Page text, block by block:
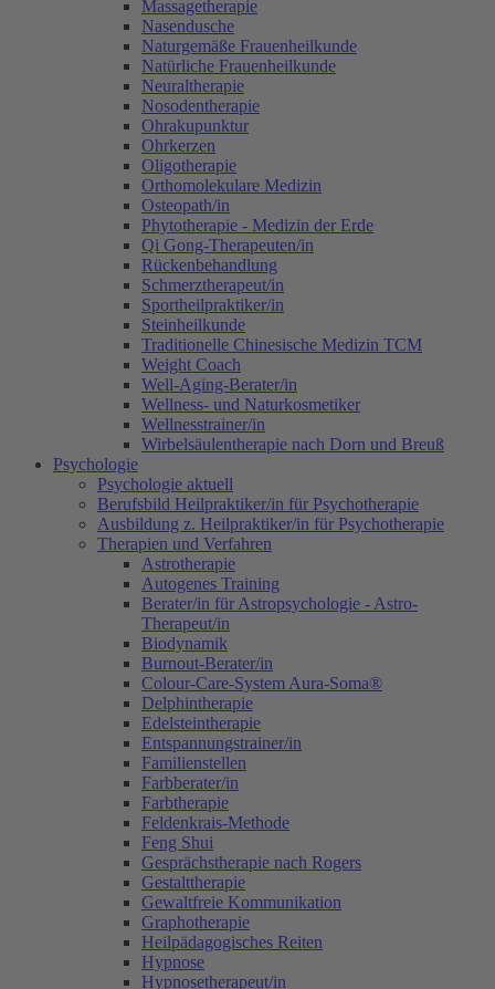
Massagetherapie
Nasendusche
Naturgemäße Frauenheilkunde
Natürliche Frauenheilkunde
Neuraltherapie
Nosodentherapie
Ohrakupunktur
Ohrkerzen
Oligotherapie
Orthomolekulare Medizin
Osteopath/in
Phytotherapie - Medizin der Erde
Qi Gong-Therapeuten/in
Rückenbehandlung
Schmerztherapeut/in
Sportheilpraktiker/in
Steinheilkunde
Traditionelle Chinesische Medizin TCM
Weight Coach
Well-Aging-Berater/in
Wellness- und Naturkosmetiker
Wellnesstrainer/in
Wirbelsäulentherapie nach Dorn und Breuß
Psychologie
Psychologie aktuell
Berufsbild Heilpraktiker/in für Psychotherapie
Ausbildung z. Heilpraktiker/in für Psychotherapie
Therapien und Verfahren
Astrotherapie
Autogenes Training
Berater/in für Astropsychologie - Astro-
Therapeut/in
Biodynamik
Burnout-Berater/in
Colour-Care-System Aura-Soma®
Delphintherapie
Edelsteintherapie
Entspannungstrainer/in
Familienstellen
Farbberater/in
Farbtherapie
Feldenkrais-Methode
Feng Shui
Gesprächstherapie nach Rogers
Gestalttherapie
Gewaltfreie Kommunikation
Graphotherapie
Heilpädagogisches Reiten
Hypnose
Hypnosetherapeut/in